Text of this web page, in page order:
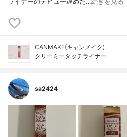
CANMAKE(キャンメイク)
クリーミータッチライナー
sa2424